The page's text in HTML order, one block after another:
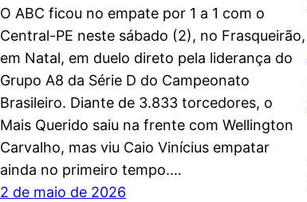
O ABC ficou no empate por 1 a 1 com o
Central-PE neste sábado (2), no Frasqueirão,
em Natal, em duelo direto pela liderança do
Grupo A8 da Série D do Campeonato
Brasileiro. Diante de 3.833 torcedores, o
Mais Querido saiu na frente com Wellington
Carvalho, mas viu Caio Vinícius empatar
ainda no primeiro tempo.…
2 de maio de 2026